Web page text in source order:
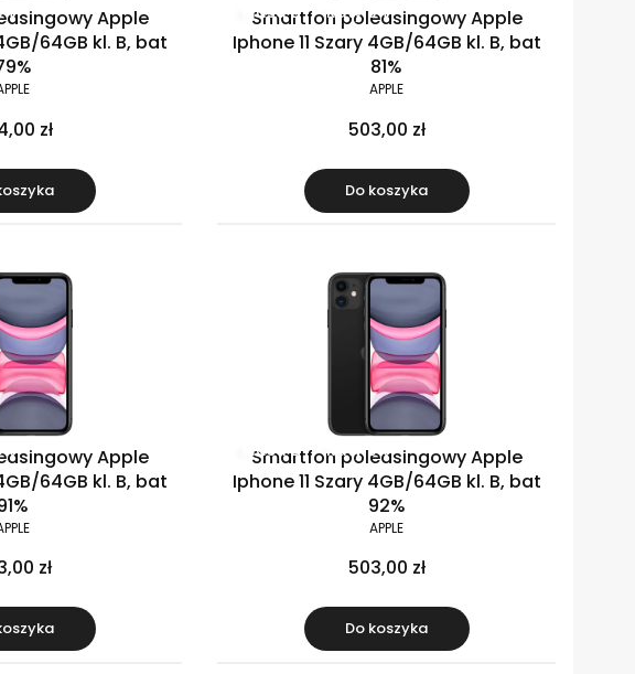
Apple
64GB kl. B, bat
zł
Klasa B Raty 0%
Smartfon poleasingowy Apple
Iphone 11 Szary 4GB/64GB kl. B, bat
81%
APPLE
503,00 zł
Do koszyka
Apple
64GB kl. B, bat
zł
Klasa B Raty 0%
Smartfon poleasingowy Apple
Iphone 11 Szary 4GB/64GB kl. B, bat
92%
APPLE
503,00 zł
Do koszyka